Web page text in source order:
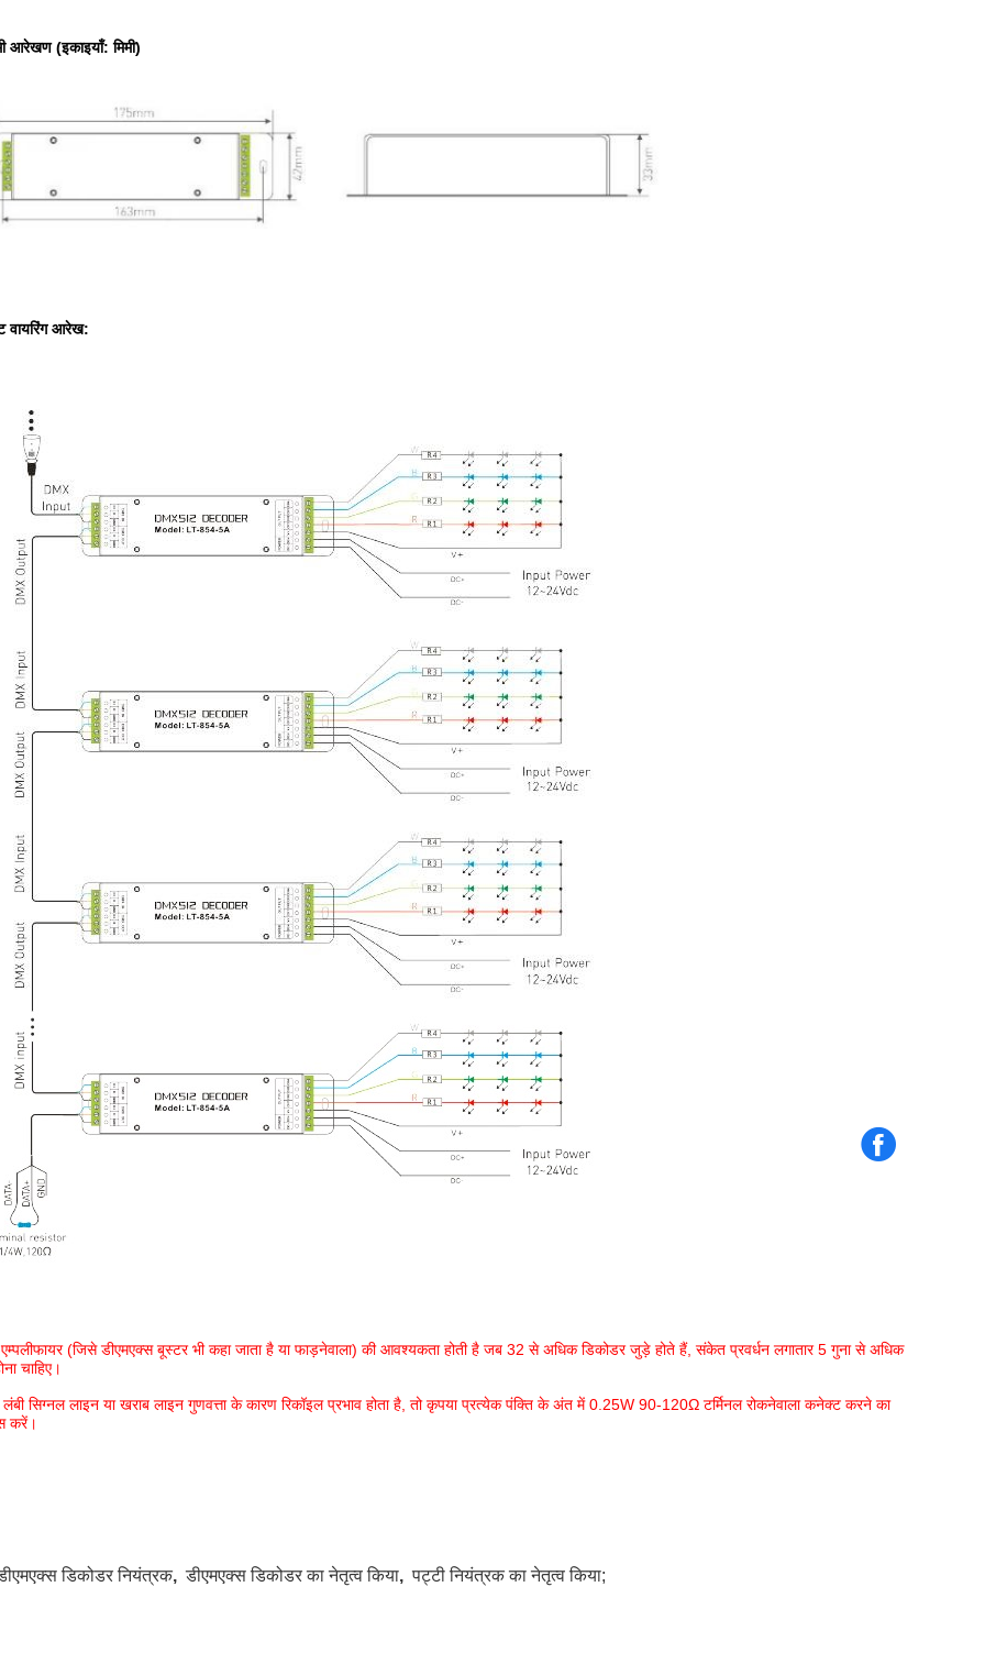
आरेखण (इकाइयाँ: मिमी)
वायरिंग आरेख:
(जिसे डीएमएक्स बूस्टर भी कहा जाता है या फाड़नेवाला) की आवश्यकता होती है जब 32 से अधिक डिकोडर जुड़े होते हैं, संकेत प्रवर्धन लगातार 5 गुना से अधिक
चाहिए।
लंबी सिग्नल लाइन या खराब लाइन गुणवत्ता के कारण रिकॉइल प्रभाव होता है, तो कृपया प्रत्येक पंक्ति के अंत में 0.25W 90-120Ω टर्मिनल रोकनेवाला कनेक्ट करने का
करें।
डिकोडर नियंत्रक,डीएमएक्स डिकोडर का नेतृत्व किया,पट्टी नियंत्रक का नेतृत्व किया;